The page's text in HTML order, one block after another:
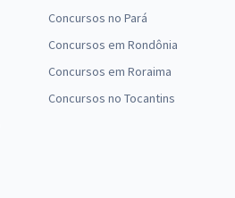
Concursos no Pará
Concursos em Rondônia
Concursos em Roraima
Concursos no Tocantins